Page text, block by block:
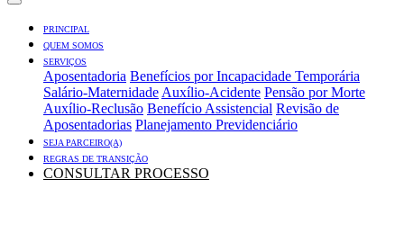
PRINCIPAL
QUEM SOMOS
SERVIÇOS
Aposentadoria Benefícios por Incapacidade Temporária
Salário-Maternidade Auxílio-Acidente Pensão por Morte
Auxílio-Reclusão Benefício Assistencial Revisão de
Aposentadorias Planejamento Previdenciário
SEJA PARCEIRO(A)
REGRAS DE TRANSIÇÃO
CONSULTAR PROCESSO